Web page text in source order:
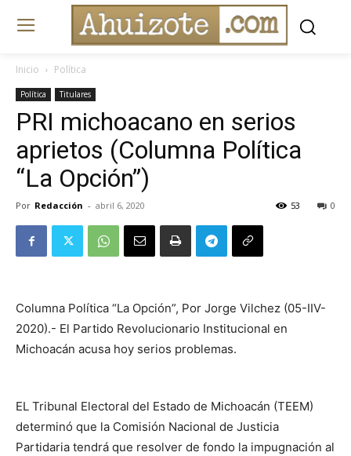
Inicio Política
Política Titulares
PRI michoacano en serios
aprietos (Columna Política
“La Opción”)
Por Redacción - abril 6, 2020 0
53
Columna Política “La Opción”, Por Jorge Vilchez (05-IIV-
2020).- El Partido Revolucionario Institucional en
Michoacán acusa hoy serios problemas.
EL Tribunal Electoral del Estado de Michoacán (TEEM)
determinó que la Comisión Nacional de Justicia
Partidaria tendrá que resolver de fondo la impugnación al